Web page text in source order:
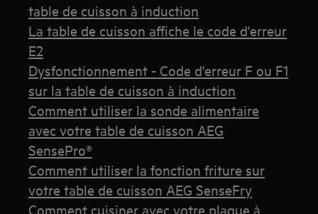
table de cuisson à induction
La table de cuisson affiche le code d'erreur
E2
Dysfonctionnement - Code d'erreur F ou F1
sur la table de cuisson à induction
Comment utiliser la sonde alimentaire
avec votre table de cuisson AEG
SensePro®
Comment utiliser la fonction friture sur
votre table de cuisson AEG SenseFry
Comment cuisiner avec votre plaque à